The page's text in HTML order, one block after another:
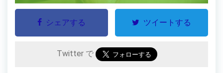
シェアする ツイートする
Twitter で